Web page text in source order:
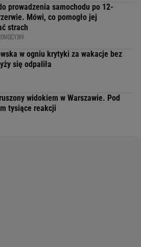
prowadzenia samochodu po 12-
Mówi, co pomogło jej
strach
w ogniu krytyki za wakacje bez
się odpaliła
widokiem w Warszawie. Pod
tysiące reakcji